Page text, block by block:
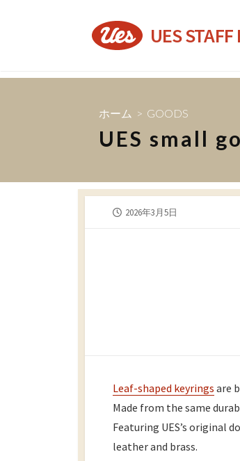
ツ
UES
ホーム > GOODS
UES small
公
2026年3月5日
Leaf-shaped keyrings are
Made from the same
Featuring UES’s original
leather and brass.